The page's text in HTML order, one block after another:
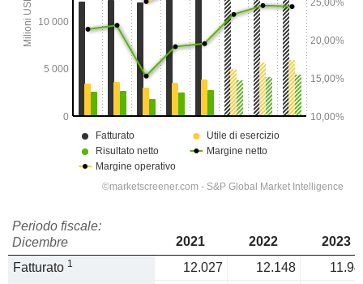
Periodo fiscale:
Dicembre
2021 2022
2023
Fatturato 1 12.027 12.148